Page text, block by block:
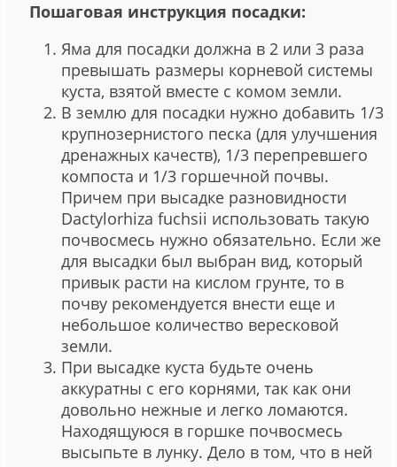
Пошаговая инструкция посадки:
Яма для посадки должна в 2 или 3 раза
превышать размеры корневой системы
куста, взятой вместе с комом земли.
В землю для посадки нужно добавить 1/3
крупнозернистого песка (для улучшения
дренажных качеств), 1/3 перепревшего
компоста и 1/3 горшечной почвы.
Причем при высадке разновидности
Dactylorhiza fuchsii использовать такую
почвосмесь нужно обязательно. Если же
для высадки был выбран вид, который
привык расти на кислом грунте, то в
почву рекомендуется внести еще и
небольшое количество вересковой
земли.
При высадке куста будьте очень
аккуратны с его корнями, так как они
довольно нежные и легко ломаются.
Находящуюся в горшке почвосмесь
высыпьте в лунку. Дело в том, что в ней